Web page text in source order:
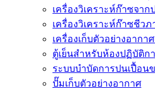
เครื่องวิเคราะห์ก๊าซจาก
เครื่องวิเคราะห์ก๊าซชีวภ
เครื่องเก็บตัวอย่างอากาศ
ตู้เย็นสำหรับห้องปฏิบัติก
ระบบบำบัดการปนเปื้อน
ปั๊มเก็บตัวอย่างอากาศ